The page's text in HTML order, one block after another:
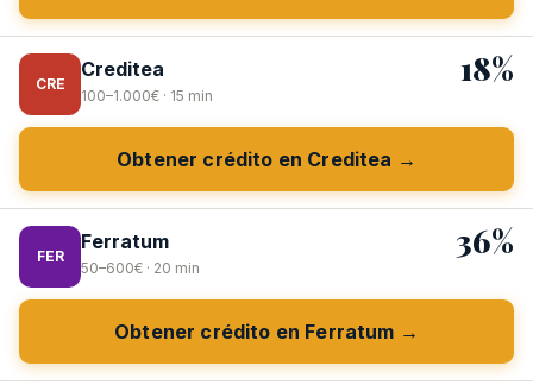
CRE
Creditea
100–1.000€ · 15 min
18%
Obtener crédito en Creditea →
FER
Ferratum
50–600€ · 20 min
36%
Obtener crédito en Ferratum →